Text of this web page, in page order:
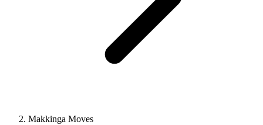
Makkinga Moves